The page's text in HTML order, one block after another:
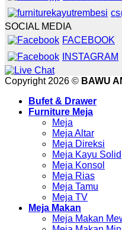
SOCIAL MEDIA
FACEBOOK
INSTAGRAM
Copyright 2026 © BAWU
Bufet & Drawer
Furniture Meja
Meja
Meja Altar
Meja Direksi
Meja Kayu Solid
Meja Konsol
Meja Rias
Meja Tamu
Meja TV
Meja Makan
Meja Makan